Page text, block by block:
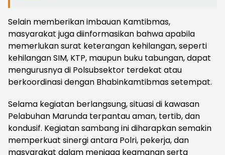
Selain memberikan imbauan Kamtibmas,
masyarakat juga diinformasikan bahwa apabila
memerlukan surat keterangan kehilangan, seperti
kehilangan SIM, KTP, maupun buku tabungan, dapat
mengurusnya di Polsubsektor terdekat atau
berkoordinasi dengan Bhabinkamtibmas setempat.
Selama kegiatan berlangsung, situasi di kawasan
Pelabuhan Marunda terpantau aman, tertib, dan
kondusif. Kegiatan sambang ini diharapkan semakin
memperkuat sinergi antara Polri, pekerja, dan
masyarakat dalam menjaga keamanan serta